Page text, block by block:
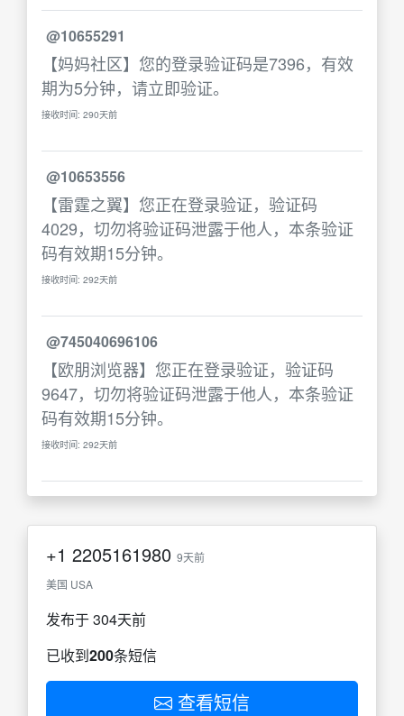
@10655291
【妈妈社区】您的登录验证码是7396，有效
期为5分钟，请立即验证。
接收时间: 290天前
@10653556
【雷霆之翼】您正在登录验证，验证码
4029，切勿将验证码泄露于他人，本条验证
码有效期15分钟。
接收时间: 292天前
@745040696106
【欧朋浏览器】您正在登录验证，验证码
9647，切勿将验证码泄露于他人，本条验证
码有效期15分钟。
接收时间: 292天前
+1 2205161980 9天前
美国 USA
发布于 304天前
已收到200条短信
查看短信